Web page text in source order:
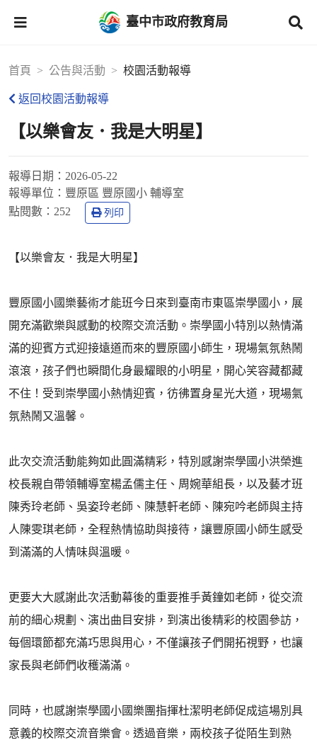
臺中市政府教育局
首頁 公告與活動 校園活動報導
返回校園活動報導
【以樂會友．我是大明星】
報導日期： 2026-05-22
報導單位： 豐原區 豐原國小 輔導室
點閱數： 252 列印
【以樂會友．我是大明星】
豐原國小國樂藝術才能班今日來到臺南市東區崇學國小，展
開充滿歡樂與感動的校際交流活動。崇學國小特別以熱情滿
滿的迎賓方式迎接遠道而來的豐原國小師生，現場氣氛熱鬧
滾滾，孩子們也瞬間化身最耀眼的小明星，開心笑容藏都藏
不住！受到崇學國小熱情迎賓，彷彿置身星光大道，現場氣
氛熱鬧又溫馨。
此次交流活動能夠如此圓滿精彩，特別感謝崇學國小洪榮進
校長親自帶領輔導室楊孟儒主任、周婉華組長，以及藝才班
陳秀玲老師、吳姿玲老師、陳慧軒老師、陳宛吟老師與主持
人陳雯琪老師，全程熱情協助與接待，讓豐原國小師生感受
到滿滿的人情味與溫暖。
更要大大感謝此次活動幕後的重要推手黃鐘如老師，從交流
前的細心規劃、演出曲目安排，到演出後精彩的校園參訪，
每個環節都充滿巧思與用心，不僅讓孩子們開拓視野，也讓
家長與老師們收穫滿滿。
同時，也感謝崇學國小國樂團指揮杜潔明老師促成這場別具
意義的校際交流音樂會。透過音樂，兩校孩子從陌生到熟